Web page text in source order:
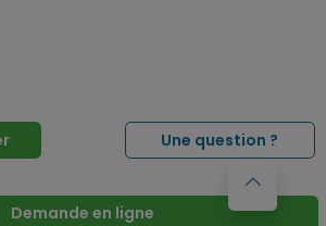
Demande en ligne
Une question ?